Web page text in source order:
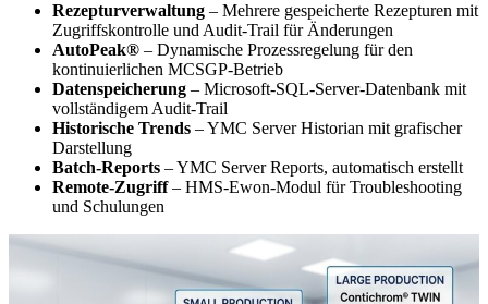
Rezepturverwaltung – Mehrere gespeicherte Rezepturen mit
Zugriffskontrolle und Audit-Trail für Änderungen
AutoPeak® – Dynamische Prozessregelung für den
kontinuierlichen MCSGP-Betrieb
Datenspeicherung – Microsoft-SQL-Server-Datenbank mit
vollständigem Audit-Trail
Historische Trends – YMC Server Historian mit grafischer
Darstellung
Batch-Reports – YMC Server Reports, automatisch erstellt
Remote-Zugriff– HMS-Ewon-Modul für Troubleshooting
und Schulungen